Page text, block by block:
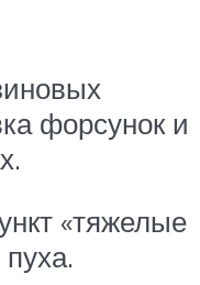
форсунок и
«тяжелые